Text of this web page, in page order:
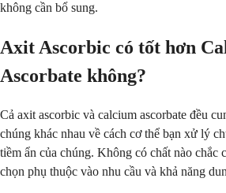
không cần bổ sung.
Axit Ascorbic có tốt hơn
Ascorbate không?
Cả axit ascorbic và calcium ascorbate đều
chúng khác nhau về cách cơ thể bạn xử lý
tiềm ẩn của chúng. Không có chất nào chắc
chọn phụ thuộc vào nhu cầu và khả năng